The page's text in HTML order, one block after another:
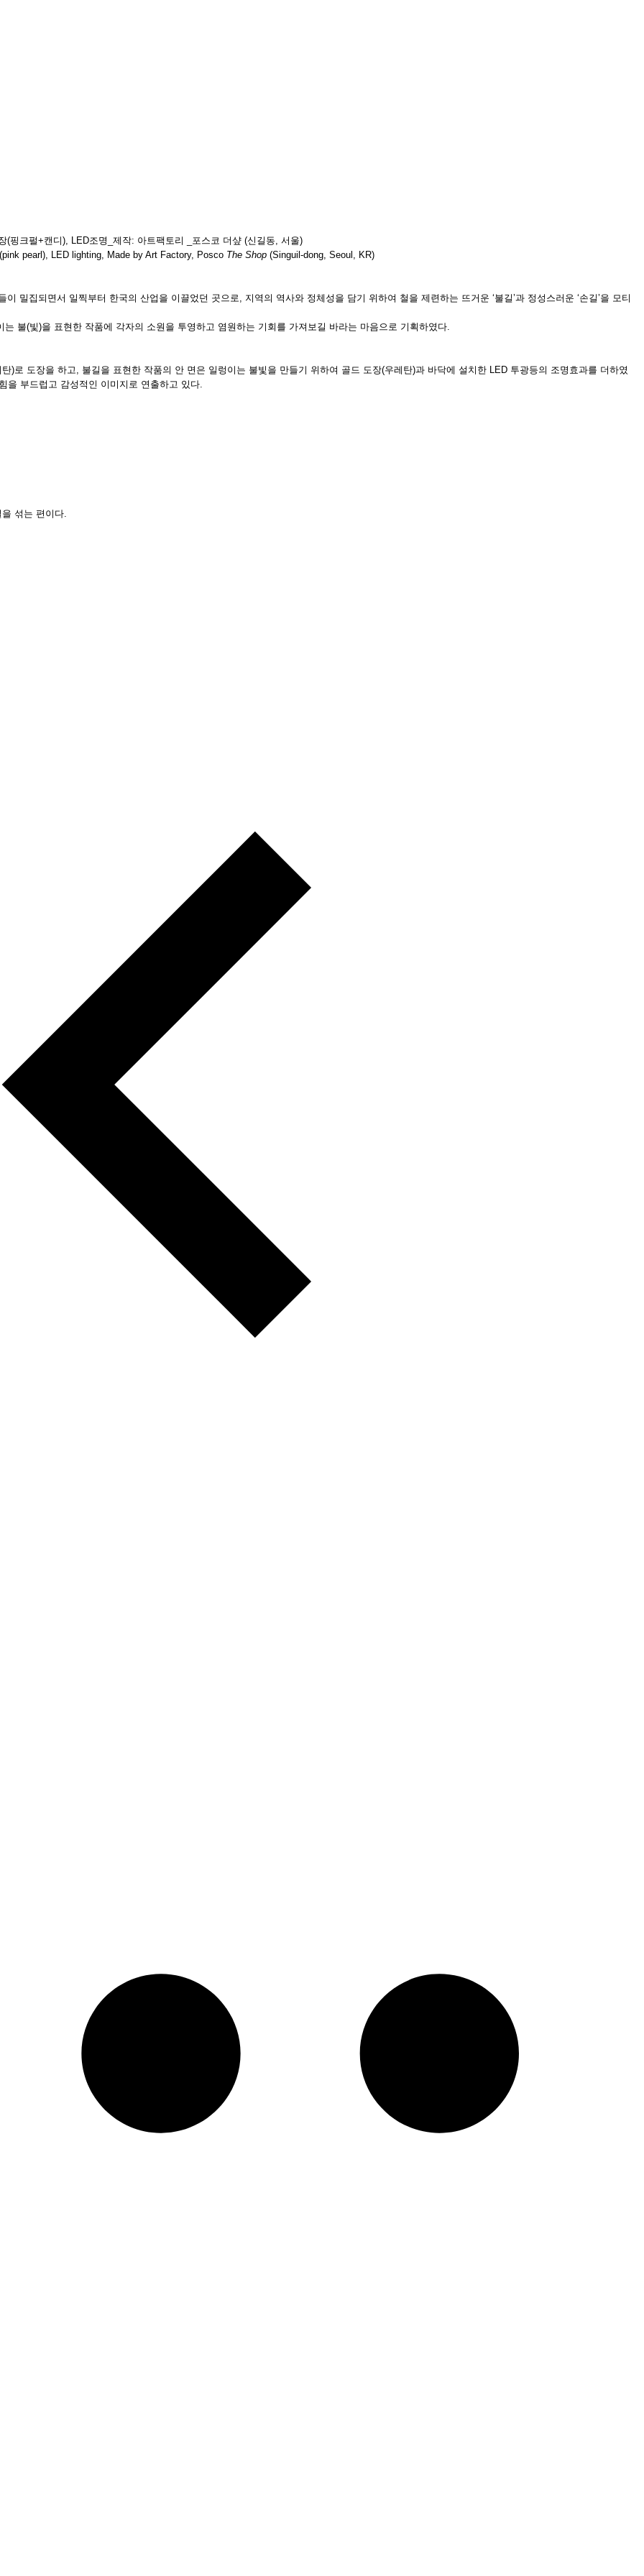
(핑크펄+캔디), LED조명_제작: 아트팩토리 _포스코 더샾 (신길동, 서울)
pearl), LED lighting, Made by Art Factory, Posco The Shop (Singuil-dong, Seoul, KR)
밀집되면서 일찍부터 한국의 산업을 이끌었던 곳으로, 지역의 역사와 정체성을 담기 위하여 철을 제련하는 뜨거운 ‘불길’과 정성스러운 ‘손길’을 모티
불(빛)을 표현한 작품에 각자의 소원을 투영하고 염원하는 기회를 가져보길 바라는 마음으로 기획하였다.
)로 도장을 하고, 불길을 표현한 작품의 안 면은 일렁이는 불빛을 만들기 위하여 골드 도장(우레탄)과 바닥에 설치한 LED 투광등의 조명효과를 더하였
을 부드럽고 감성적인 이미지로 연출하고 있다.
섞는 편이다.